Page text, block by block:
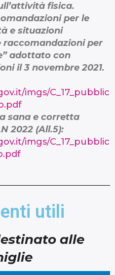
fisica.
per le
e situazioni
raccomandazioni per
adottato con
il 3 novembre 2021.
imgs/C_17_pubblic
sana e corretta
2022 (All.5):
imgs/C_17_pubblic
utili
alle